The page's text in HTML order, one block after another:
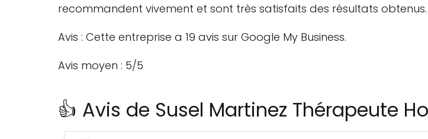
recommandent vivement et sont très satisfaits des résultats obtenus.
Avis : Cette entreprise a 19 avis sur Google My Business.
Avis moyen : 5/5
👍 Avis de Susel Martinez Thérapeute